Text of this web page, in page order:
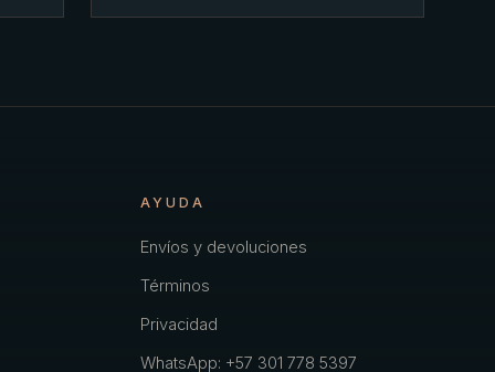
AYUDA
Envíos y devoluciones
Términos
Privacidad
WhatsApp: +57 301 778 5397